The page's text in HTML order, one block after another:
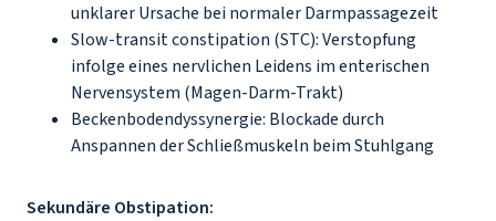
unklarer Ursache bei normaler Darmpassagezeit
Slow-transit constipation (STC): Verstopfung
infolge eines nervlichen Leidens im enterischen
Nervensystem (Magen-Darm-Trakt)
Beckenbodendyssynergie: Blockade durch
Anspannen der Schließmuskeln beim Stuhlgang
Sekundäre Obstipation: